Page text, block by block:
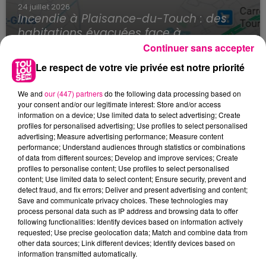
24 juillet 2026
Incendie à Plaisance-du-Touch : des
habitations évacuées face à...
Le respect de votre vie privée est notre priorité
We and our (447) partnersdo the following data processing based on
your consent and/or our legitimate interest: Store and/or access
information on a device; Use limited data to select advertising; Create
profiles for personalised advertising; Use profiles to select personalised
advertising; Measure advertising performance; Measure content
performance; Understand audiences through statistics or combinations
of data from different sources; Develop and improve services; Create
profiles to personalise content; Use profiles to select personalised
content; Use limited data to select content; Ensure security, prevent and
detect fraud, and fix errors; Deliver and present advertising and content;
Save and communicate privacy choices. These technologies may
process personal data such as IP address and browsing data to offer
following functionalities: Identify devices based on information actively
requested; Use precise geolocation data; Match and combine data from
other data sources; Link different devices; Identify devices based on
information transmitted automatically.
Continuer sans accepter